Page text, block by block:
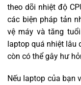
theo dõi nhiệt độ
các biện pháp tản
vệ máy và tăng
laptop quá nhiệt lâu
còn có thể gây hư
Nếu laptop của bạn